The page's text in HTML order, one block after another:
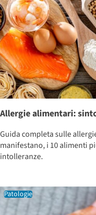
Allergie alimentari:
Guida completa sulle
manifestano, i 10 alimenti
intolleranze.
Patologie